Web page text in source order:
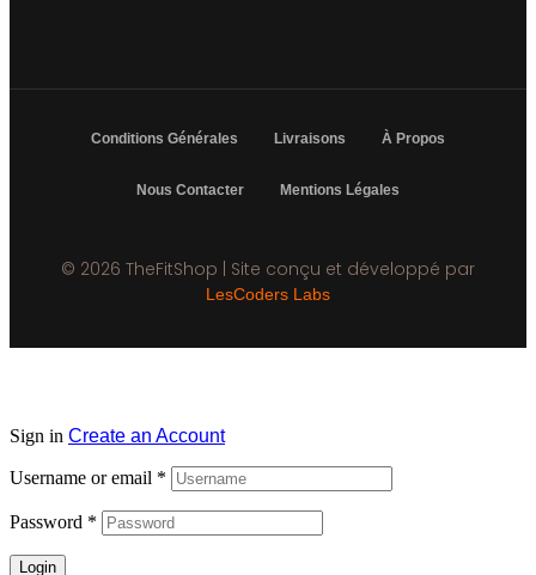
Conditions Générales Livraisons À Propos
Nous Contacter Mentions Légales
© 2026 TheFitShop | Site conçu et développé par
LesCoders Labs
Sign in Create an Account
Username or email *
Password *
Login